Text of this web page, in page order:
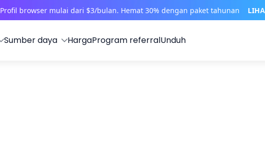
Profil browser mulai dari $3/bulan. Hemat 30% dengan paket tahunan
Sumber daya HargaProgram referralUnduh